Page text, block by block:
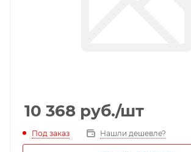
10 368 руб./шт
Под заказ Нашли дешевле?